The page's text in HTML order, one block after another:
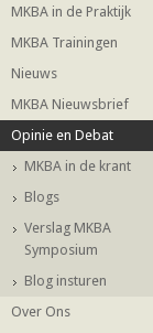
MKBA in de Praktijk
MKBA Trainingen
Nieuws
MKBA Nieuwsbrief
Opinie en Debat
MKBA in de krant
Blogs
Verslag MKBA
Symposium
Blog insturen
Over Ons